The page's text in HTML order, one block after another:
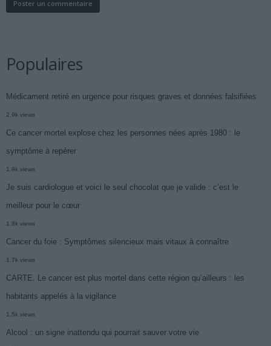
Populaires
Médicament retiré en urgence pour risques graves et données falsifiées
2.9k views
Ce cancer mortel explose chez les personnes nées après 1980 : le
symptôme à repérer
1.9k views
Je suis cardiologue et voici le seul chocolat que je valide : c’est le
meilleur pour le cœur
1.8k views
Cancer du foie : Symptômes silencieux mais vitaux à connaître
1.7k views
CARTE. Le cancer est plus mortel dans cette région qu’ailleurs : les
habitants appelés à la vigilance
1.5k views
Alcool : un signe inattendu qui pourrait sauver votre vie